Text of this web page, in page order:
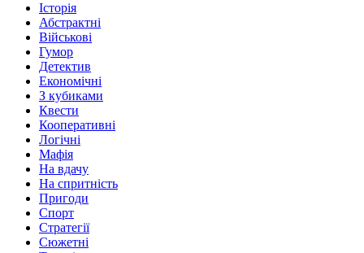
Історія
Абстрактні
Військові
Гумор
Детектив
Економічні
З кубиками
Квести
Кооперативні
Логічні
Мафія
На вдачу
На спритність
Пригоди
Спорт
Стратегії
Сюжетні